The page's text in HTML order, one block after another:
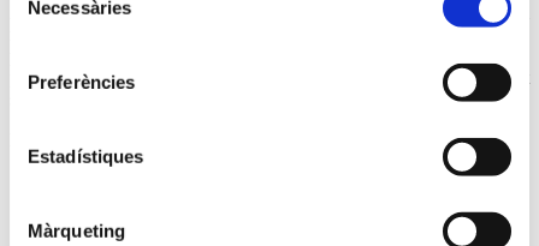
Necessàries
Preferències
Estadístiques
Màrqueting
Aprofita que la xirimoia està de temporada per triar una peça gran i
madura. La quantitat indicada de xirimoia en els ingredients és
perquè aquest pastís de pasta brisa amb xirimoia i coco és molt
• 250 g de iogurt natural